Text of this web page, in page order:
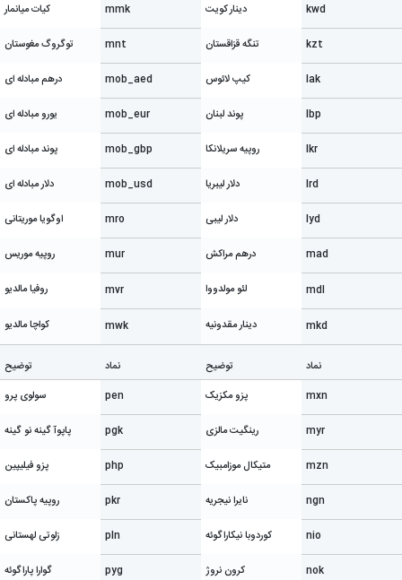
kwd
دینار کویت
kzt تنگه قزاقستان
lak کیپ لائوس
lbp پوند لبنان
lkr روپیه سریلانکا
lrd دلار لیبریا
lyd دلار لیبی
mad درهم مراکش
mdl لئو مولدووا
mkd دینار مقدونیه
mmk
کیات میانمار
mnt توگروگ مغوستان
mob_aed درهم مبادله ای
mob_eur یورو مبادله ای
mob_gbp پوند مبادله ای
mob_usd دلار مبادله ای
mro اوگویا موریتانی
mur روپیه موریس
mvr روفیا مالدیو
mwk کواچا مالدیو
نماد
توضیح
mxn
پزو مکزیک
myr رینگیت مالزی
mzn متیکال موزامبیک
ngn نایرا نیجریه
nio کوردوبا نیکاراگوئه
nok کرون نروژ
نماد
توضیح
pen
سولوی پرو
pgk پاپوآ گینه نو گینه
php پزو فیلیپین
pkr روپیه پاکستان
pln زلوتی لهستانی
pyg گوارا پاراگوئه